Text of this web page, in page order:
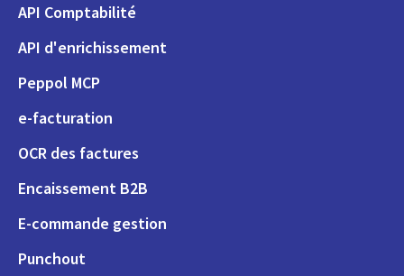
API Comptabilité
API d'enrichissement
Peppol MCP
e-facturation
OCR des factures
Encaissement B2B
E-commande gestion
Punchout